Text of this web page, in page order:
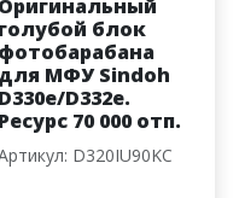
Оригинальный
голубой блок
фотобарабана
для МФУ Sindoh
D330e/D332e.
Ресурс 70 000 отп.
D320IU90KC